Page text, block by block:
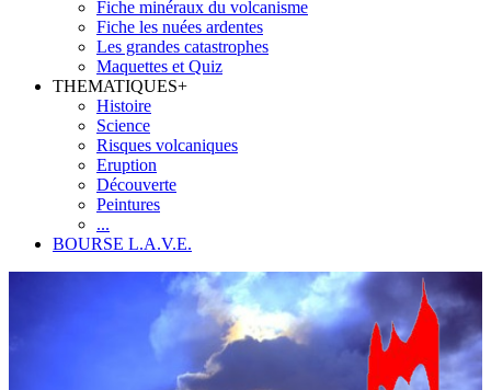
Fiche minéraux du volcanisme
Fiche les nuées ardentes
Les grandes catastrophes
Maquettes et Quiz
THEMATIQUES+
Histoire
Science
Risques volcaniques
Eruption
Découverte
Peintures
...
BOURSE L.A.V.E.